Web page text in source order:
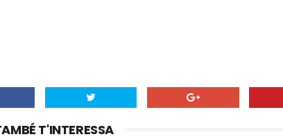
T'INTERESSA